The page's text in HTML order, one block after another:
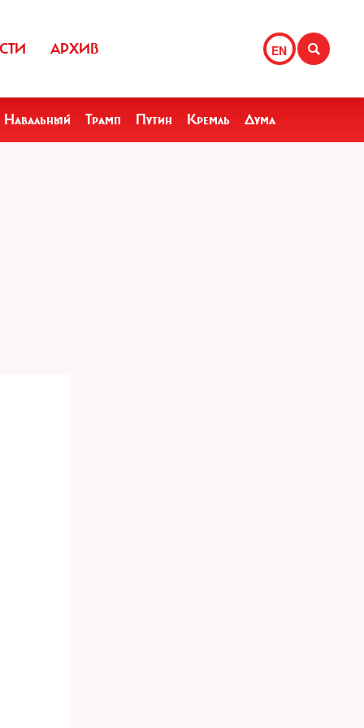
EN
АРХИВ
Навальный Трамп Путин Кремль Дума